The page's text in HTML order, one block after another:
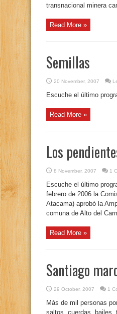
transnacional minera
Read More »
Semillas
20 November, 2007
Escuche el último
Read More »
Los
8 November, 2007 1
Escuche el último
febrero de 2006 la
Atacama) aprobó la
comuna de Alto del
Read More »
Santiago
29 October, 2007 1
Más de mil personas
saltos, cuerdas, bailes,